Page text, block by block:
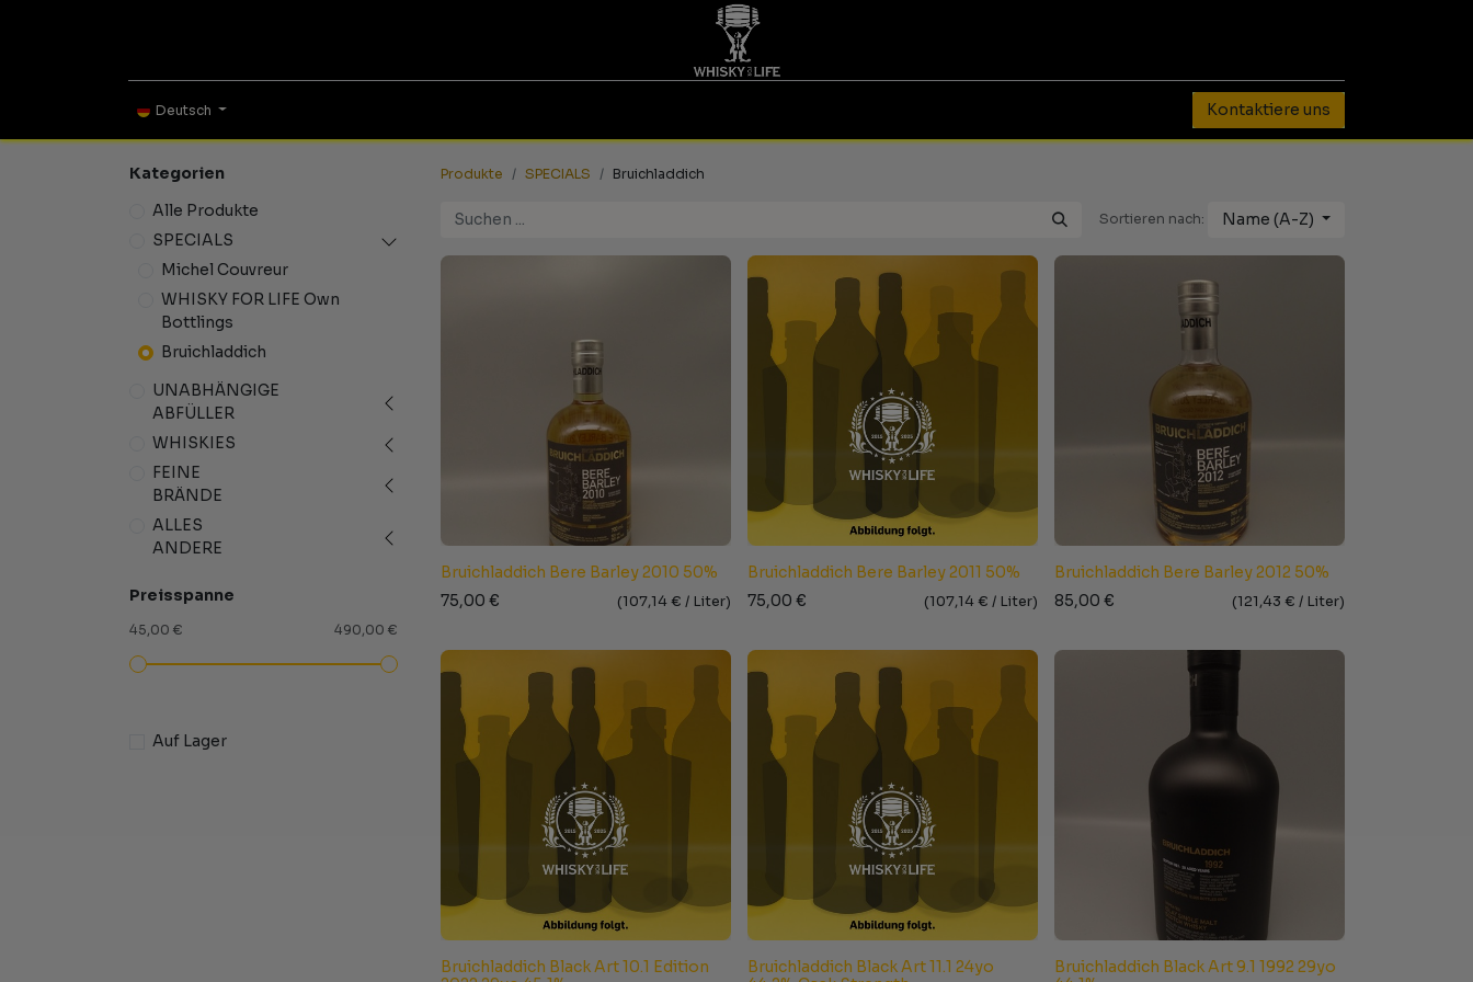
Deutsch Kontaktiere uns
Kategorien
Alle Produkte
SPECIALS
Michel Couvreur
WHISKY FOR LIFE Own
Bottlings
Bruichladdich
UNABHÄNGIGE
ABFÜLLER
WHISKIES
FEINE
BRÄNDE
ALLES
ANDERE
Preisspanne
45,00 € 490,00 €
Auf Lager
Produkte SPECIALS Bruichladdich
Sortieren nach: Name (A-Z)
Bruichladdich Bere Barley 2010 50%
75,00 € (107,14€ / Liter)
Bruichladdich Bere Barley 2011 50%
75,00 € (107,14€ / Liter)
Bruichladdich Bere Barley 2012 50%
85,00 € (121,43 € / Liter)
Bruichladdich Black Art 10.1 Edition
Bruichladdich Black Art 11.1 24yo
Bruichladdich Black Art 9.1 1992 29yo